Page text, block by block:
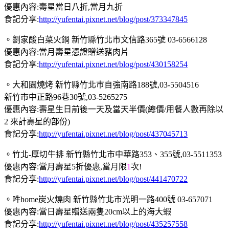
優惠內容:壽星當日八折,當月九折
食記分享:http://yufentai.pixnet.net/blog/post/373347845
。劉家酸白菜火鍋 新竹縣竹北市文信路365號 03-6566128
優惠內容:當月壽星憑證贈送豬肉片
食記分享:http://yufentai.pixnet.net/blog/post/430158254
。大和園燒烤 新竹縣竹北巿自強南路188號,03-5504516
新竹市中正路96巷30號,03-5265275
優惠內容:壽星生日前後一天及當天半價(總價/用餐人數再除以
2 來計壽星的部份)
食記分享:http://yufentai.pixnet.net/blog/post/437045713
。竹北-厚切牛排 新竹縣竹北市中華路353、355號,03-5511353
優惠內容:當月壽星5折優惠,當月限1次!
食記分享:http://yufentai.pixnet.net/blog/post/441470722
。吽home炭火燒肉 新竹縣竹北市光明一路400號 03-657071
優惠內容:當日壽星贈送兩隻20cm以上的海大蝦
食記分享:http://yufentai.pixnet.net/blog/post/435257558